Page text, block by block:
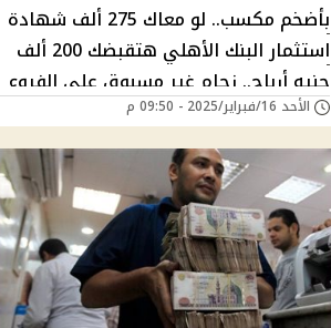
بأضخم مكسب.. لو معاك 275 ألف شهادة
استثمار البنك الأهلي هتقبضك 200 ألف
جنيه أرباح.. زحام غير مسبوق على الفروع
قبل اجتماع الفائدة
الأحد 16/فبراير/2025 - 09:50 م